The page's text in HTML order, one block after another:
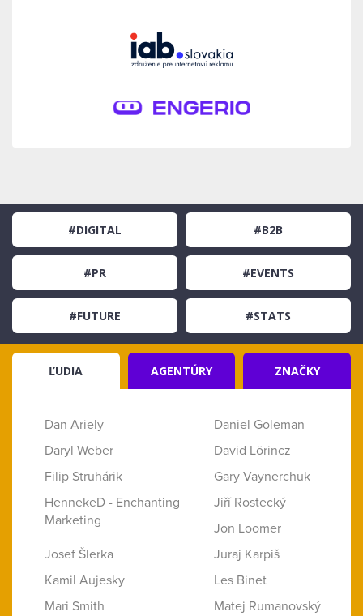
#DIGITAL #B2B
#PR #EVENTS
#FUTURE #STATS
ĽUDIA AGENTÚRY ZNAČKY
Dan Ariely
Daniel Goleman
Daryl Weber
David Lörincz
Filip Struhárik
Gary Vaynerchuk
HennekeD - Enchanting
Marketing
Jiří Rostecký
Jon Loomer
Josef Šlerka
Juraj Karpiš
Kamil Aujesky
Les Binet
Mari Smith
Matej Rumanovský